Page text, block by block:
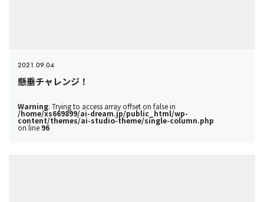
2021.09.04
懸垂チャレンジ！
Warning: Trying to access array offset on false in
/home/xs669899/ai-dream.jp/public_html/wp-
content/themes/ai-studio-theme/single-column.php
on line 96